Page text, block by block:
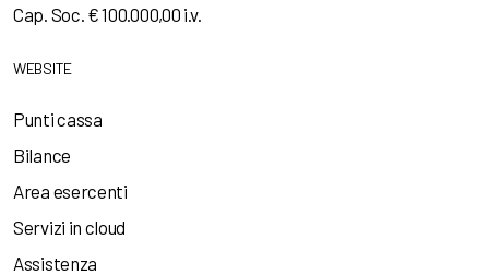
Cap. Soc. € 100.000,00 i.v.
WEBSITE
Punti cassa
Bilance
Area esercenti
Servizi in cloud
Assistenza